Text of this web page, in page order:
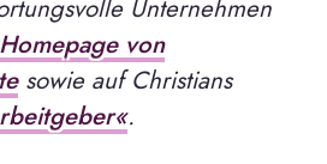
Unternehmen
Homepage von
sowie auf Christians
.